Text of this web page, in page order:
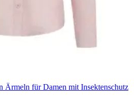
Ärmeln für Damen mit Insektenschutz